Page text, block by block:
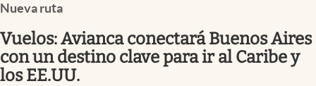
Uruguay
Mercados Online
Negocios
Columnistas
Nueva ruta
Vuelos: Avianca conectará Buenos Aires
con un destino clave para ir al Caribe y
los EE.UU.